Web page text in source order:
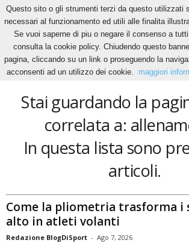
Home Tags Allenamento
allenamento
Stai guardando la
correlata a:
In questa lista sono
articoli.
Come la pliometria trasforma i
alto in atleti volanti
Redazione BlogDiSport - Ago 7, 2026
Questo sito o gli strumenti terzi da questo utilizzati
necessari al funzionamento ed utili alle finalita
Se vuoi saperne di piu o negare il consenso a
consulta la cookie policy. Chiudendo questo
pagina, cliccando su un link o proseguendo la
acconsenti ad un utilizzo dei cookie.
maggiori